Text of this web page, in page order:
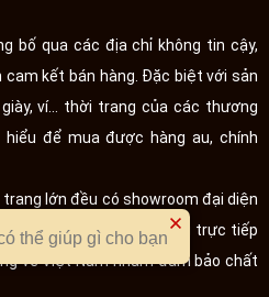
bố qua các địa chỉ không tin cậy,
kết bán hàng. Đặc biệt với sản
ví... thời trang của các thương
để mua được hàng au, chính
lớn đều có showroom đại diện
bạn có thể đặt hàng trực tiếp
về Việt Nam nhằm đảm bảo chất
thể giúp gì cho bạn